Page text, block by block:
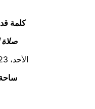
كلمة
صلاة
الأحد، 23 مارس / آذار 2014